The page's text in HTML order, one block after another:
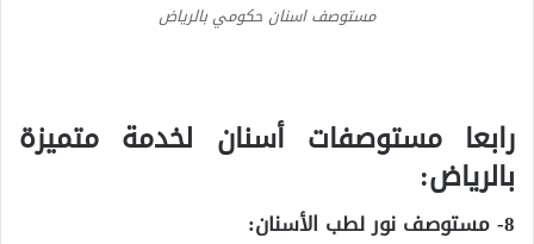
مستوصف اسنان حكومي بالرياض
رابعا مستوصفات أسنان لخدمة متميزة
بالرياض:
8- مستوصف نور لطب الأسنان: